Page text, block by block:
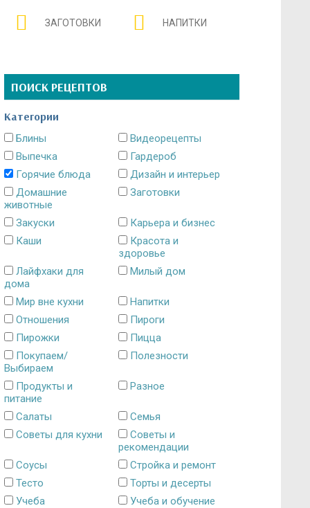
ЗАГОТОВКИ НАПИТКИ
ПОИСК РЕЦЕПТОВ
Категории
Блины
Видеорецепты
Выпечка
Гардероб
Горячие блюда
Дизайн и интерьер
Домашние
животные
Заготовки
Закуски
Карьера и бизнес
Каши
Красота и
здоровье
Лайфхаки для
дома
Милый дом
Мир вне кухни
Напитки
Отношения
Пироги
Пирожки
Пицца
Покупаем/
Выбираем
Полезности
Продукты и
питание
Разное
Салаты
Семья
Советы для кухни
Советы и
рекомендации
Соусы
Стройка и ремонт
Тесто
Торты и десерты
Учеба
Учеба и обучение